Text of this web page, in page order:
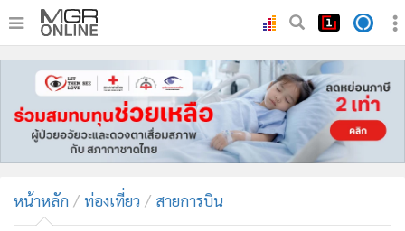
หน้าหลัก
ทันเหตุการณ์
• ภาคใต้
• บันเทิง
หน้าหลัก ท่องเที่ยว สายการบิน